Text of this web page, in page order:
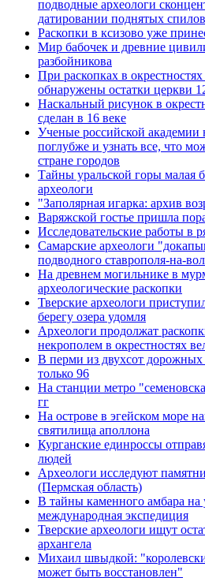
подводные археологи
датировании поднятых спилов
Раскопки в ксизово уже
Мир бабочек и древние
разбойникова
При раскопках в
обнаружены остатки церкви
Наскальный рисунок в
сделан в 16 веке
Ученые российской академии
поглубже и узнать все, что
стране городов
Тайны уральской горы малая
археологи
"Заполярная игарка: архив
Варяжской гостье пришла
Исследовательские работы в
Самарские археологи
подводного ставрополя-на-
На древнем могильнике в
археологические раскопки
Тверские археологи
берегу озера удомля
Археологи продолжат
некрополем в окрестностях
В перми из двухсот дорожных
только 96
На станции метро
гг
На острове в эгейском море
святилища аполлона
Курганские единроссы
людей
Археологи исследуют
(Пермская область)
В тайны каменного амбара на
международная экспедиция
Тверские археологи ищут
архангела
Михаил швыдкой:
может быть восстановлен"